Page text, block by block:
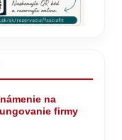
na
firmy